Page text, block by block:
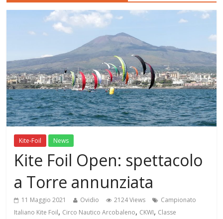
Kite-Foil News
Kite Foil Open: spettacolo
a Torre annunziata
11 Maggio 2021 Ovidio 2124 Views
Campionato
Italiano Kite Foil, Circo Nautico Arcobaleno, CKWI, Classe